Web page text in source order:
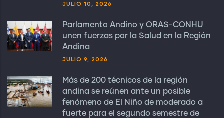
JULIO 10, 2026
Parlamento Andino y ORAS-CONHU
unen fuerzas por la Salud en la Región
Andina
JULIO 9, 2026
Más de 200 técnicos de la región
andina se reúnen ante un posible
fenómeno de El Niño de moderado a
fuerte para el segundo semestre de